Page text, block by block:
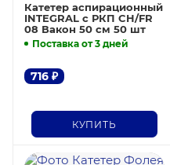
Катетер аспирационный
INTEGRAL с РКП CH/FR
08 Вакон 50 см 50 шт
Поставка от 3 дней
716 ₽
КУПИТЬ